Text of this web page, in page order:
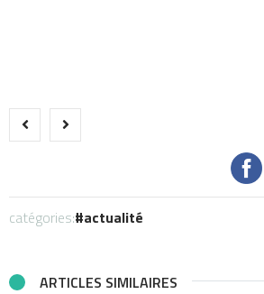
catégories: actualité
ARTICLES SIMILAIRES